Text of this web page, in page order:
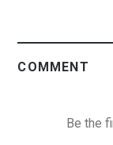
COMMENT
Be the